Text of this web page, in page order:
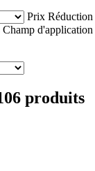
Prix Réduction
Champ d'application
produits